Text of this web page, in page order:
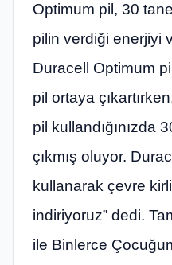
Optimum pil, 30
pilin verdiği enerjiyi
Duracell Optimum
pil ortaya
pil kullandığınızda
çıkmış oluyor.
kullanarak çevre
indiriyoruz” dedi.
ile Binlerce